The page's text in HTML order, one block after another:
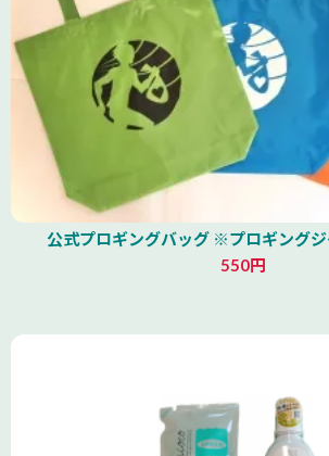
公式プロギングバッグ ※プロギングジ
550円